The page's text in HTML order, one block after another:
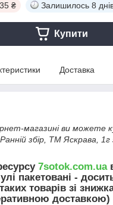
₴ Залишилось 8
Купити
Доставка
магазині ви можете
збір, ТМ Яскрава,
7sotok.com.ua
пакетовані -
товарів зі
доставкою)